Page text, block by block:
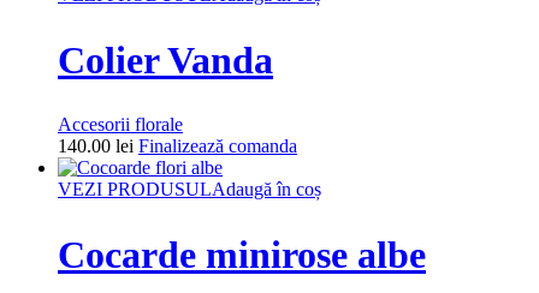
Colier Vanda
Accesorii florale
140.00 lei Finalizează comanda
VEZI PRODUSULAdaugă în coș
Cocarde minirose albe